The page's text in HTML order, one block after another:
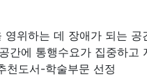
영위하는 데 장애가 되는
간에 통행수요가 집중하고
도서-학술부문 선정